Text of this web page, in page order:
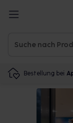
Bestellung bei